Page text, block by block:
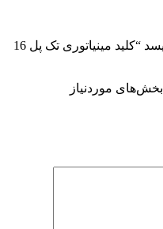
اولین کسی باشید که دیدگاهی می نویسد “کلید مینیاتوری تک پل 16
بخش‌های موردنیاز